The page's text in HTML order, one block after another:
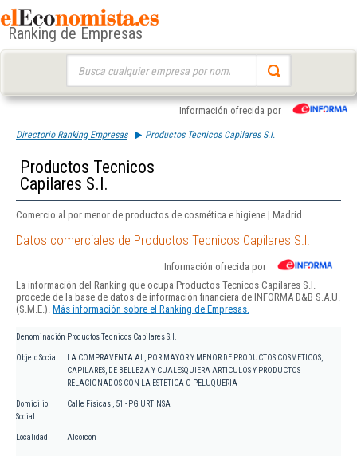
Ranking de Empresas
Información ofrecida por
Directorio Ranking Empresas Productos Tecnicos Capilares S.l.
Productos Tecnicos
Capilares S.l.
Comercio al por menor de productos de cosmética e higiene | Madrid
Datos comerciales de Productos Tecnicos Capilares S.l.
Información ofrecida por
La información del Ranking que ocupa Productos Tecnicos Capilares S.l.
procede de la base de datos de información financiera de INFORMA D&B S.A.U.
(S.M.E.). Más información sobre el Ranking de Empresas.
Denominación Productos Tecnicos Capilares S.l.
Objeto Social
LA COMPRAVENTA AL, POR MAYOR Y MENOR DE PRODUCTOS COSMETICOS,
CAPILARES, DE BELLEZA Y CUALESQUIERA ARTICULOS Y PRODUCTOS
RELACIONADOS CON LA ESTETICA O PELUQUERIA
Domicilio
Social
Calle Fisicas , 51 - PG URTINSA
Localidad Alcorcon